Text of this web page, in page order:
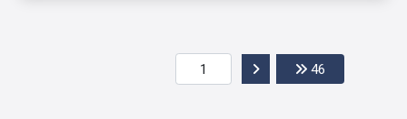
Przejdź do następnej
46